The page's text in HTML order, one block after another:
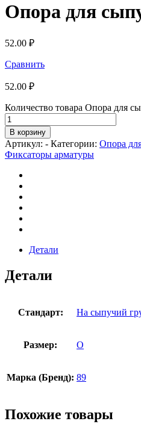
Опора для
52.00 ₽
Сравнить
52.00 ₽
Количество товара Опора для
В корзину
Артикул: - Категории: Опора
Фиксаторы арматуры
Детали
Детали
Стандарт: На сыпучий
Размер: О
Марка (Бренд): 89
Похожие товары